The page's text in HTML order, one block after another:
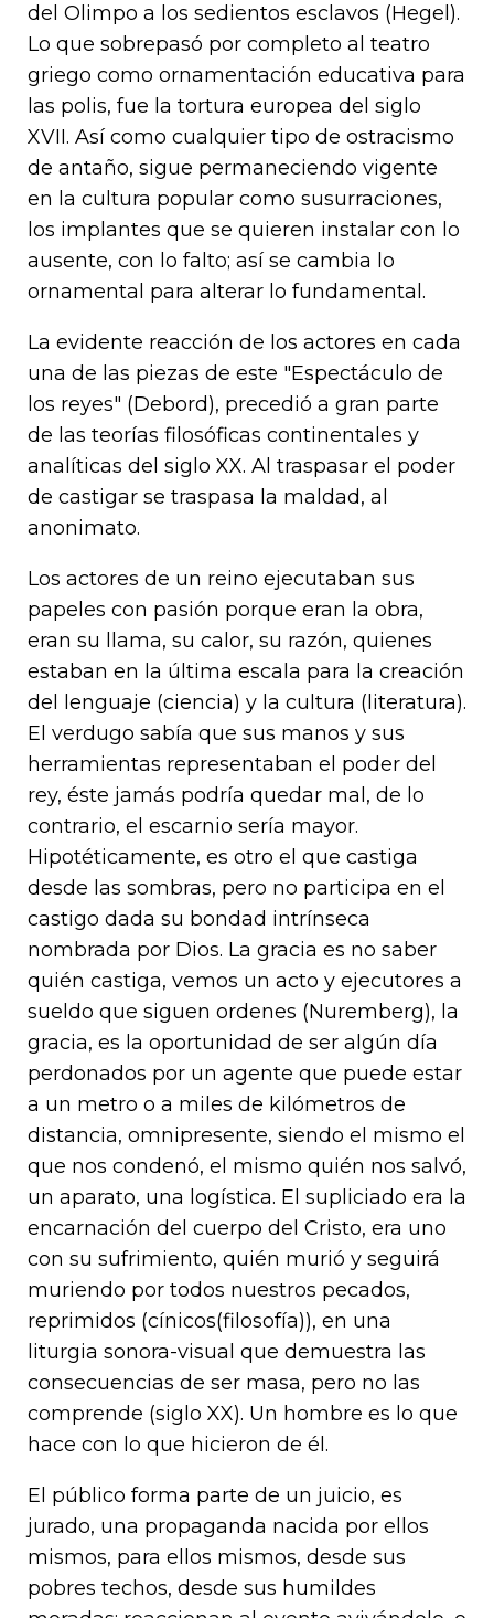
del Olimpo a los sedientos esclavos (Hegel).
Lo que sobrepasó por completo al teatro
griego como ornamentación educativa para
las polis, fue la tortura europea del siglo
XVII. Así como cualquier tipo de ostracismo
de antaño, sigue permaneciendo vigente
en la cultura popular como susurraciones,
los implantes que se quieren instalar con lo
ausente, con lo falto; así se cambia lo
ornamental para alterar lo fundamental.
La evidente reacción de los actores en cada
una de las piezas de este "Espectáculo de
los reyes" (Debord), precedió a gran parte
de las teorías filosóficas continentales y
analíticas del siglo XX. Al traspasar el poder
de castigar se traspasa la maldad, al
anonimato.
Los actores de un reino ejecutaban sus
papeles con pasión porque eran la obra,
eran su llama, su calor, su razón, quienes
estaban en la última escala para la creación
del lenguaje (ciencia) y la cultura (literatura).
El verdugo sabía que sus manos y sus
herramientas representaban el poder del
rey, éste jamás podría quedar mal, de lo
contrario, el escarnio sería mayor.
Hipotéticamente, es otro el que castiga
desde las sombras, pero no participa en el
castigo dada su bondad intrínseca
nombrada por Dios. La gracia es no saber
quién castiga, vemos un acto y ejecutores a
sueldo que siguen ordenes (Nuremberg), la
gracia, es la oportunidad de ser algún día
perdonados por un agente que puede estar
a un metro o a miles de kilómetros de
distancia, omnipresente, siendo el mismo el
que nos condenó, el mismo quién nos salvó,
un aparato, una logística. El supliciado era la
encarnación del cuerpo del Cristo, era uno
con su sufrimiento, quién murió y seguirá
muriendo por todos nuestros pecados,
reprimidos (cínicos(filosofía)), en una
liturgia sonora-visual que demuestra las
consecuencias de ser masa, pero no las
comprende (siglo XX). Un hombre es lo que
hace con lo que hicieron de él.
El público forma parte de un juicio, es
jurado, una propaganda nacida por ellos
mismos, para ellos mismos, desde sus
pobres techos, desde sus humildes